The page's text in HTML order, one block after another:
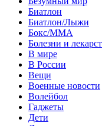
Биатлон
Биатлон/Лыжи
Бокс/MMA
Болезни и
В мире
В России
Вещи
Военные новости
Волейбол
Гаджеты
Дети